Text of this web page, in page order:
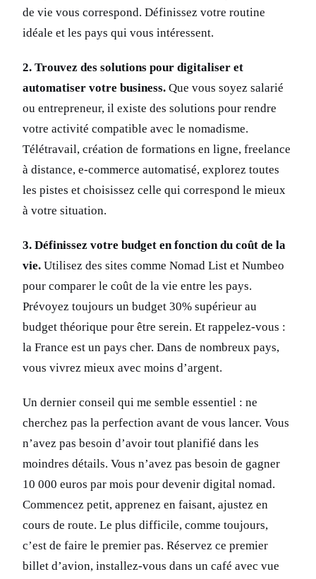
de vie vous correspond. Définissez votre routine
idéale et les pays qui vous intéressent.
2. Trouvez des solutions pour digitaliser et
automatiser votre business. Que vous soyez salarié
ou entrepreneur, il existe des solutions pour rendre
votre activité compatible avec le nomadisme.
Télétravail, création de formations en ligne, freelance
à distance, e-commerce automatisé, explorez toutes
les pistes et choisissez celle qui correspond le mieux
à votre situation.
3. Définissez votre budget en fonction du coût de la
vie. Utilisez des sites comme Nomad List et Numbeo
pour comparer le coût de la vie entre les pays.
Prévoyez toujours un budget 30% supérieur au
budget théorique pour être serein. Et rappelez-vous :
la France est un pays cher. Dans de nombreux pays,
vous vivrez mieux avec moins d’argent.
Un dernier conseil qui me semble essentiel : ne
cherchez pas la perfection avant de vous lancer. Vous
n’avez pas besoin d’avoir tout planifié dans les
moindres détails. Vous n’avez pas besoin de gagner
10 000 euros par mois pour devenir digital nomad.
Commencez petit, apprenez en faisant, ajustez en
cours de route. Le plus difficile, comme toujours,
c’est de faire le premier pas. Réservez ce premier
billet d’avion, installez-vous dans un café avec vue